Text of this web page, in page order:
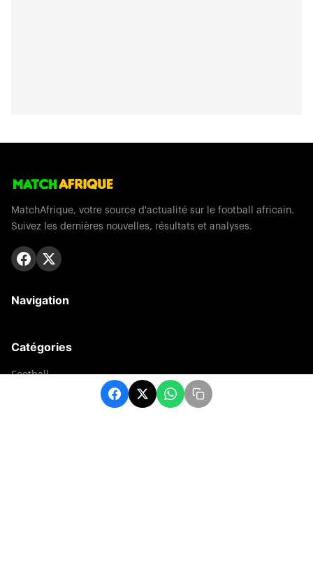
MatchAfrique, votre source d'actualité sur le football africain.
Suivez les dernières nouvelles, résultats et analyses.
Navigation
Catégories
Football